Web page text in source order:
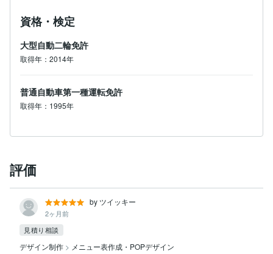
資格・検定
大型自動二輪免許
取得年：2014年
普通自動車第一種運転免許
取得年：1995年
評価
by ツイッキー
2ヶ月前
見積り相談
デザイン制作 > メニュー表作成・POPデザイン